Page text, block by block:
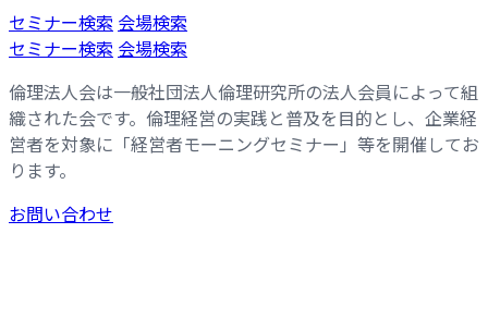
コ
ン
ン
ツ
へ
ス
キ
ッ
ナ
ビ
ー
シ
ョ
ン
に
移
セミナー検索 会場検索
セミナー検索 会場検索
倫理法人会は一般社団法人倫理研究所の法人会員によって組
織された会です。倫理経営の実践と普及を目的とし、企業経
営者を対象に「経営者モーニングセミナー」等を開催してお
ります。
お問い合わせ